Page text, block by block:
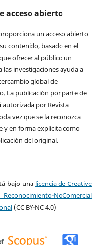
acceso abierto
un acceso abierto
contenido, basado en el
ofrecer al público un
las investigaciones ayuda a
global de
La publicación por parte de
autorizada por Revista
vez que se la reconozca
y en forma explícita como
del original.
bajo una licencia de Creative
NoComercial
(CC BY-NC 4.0)